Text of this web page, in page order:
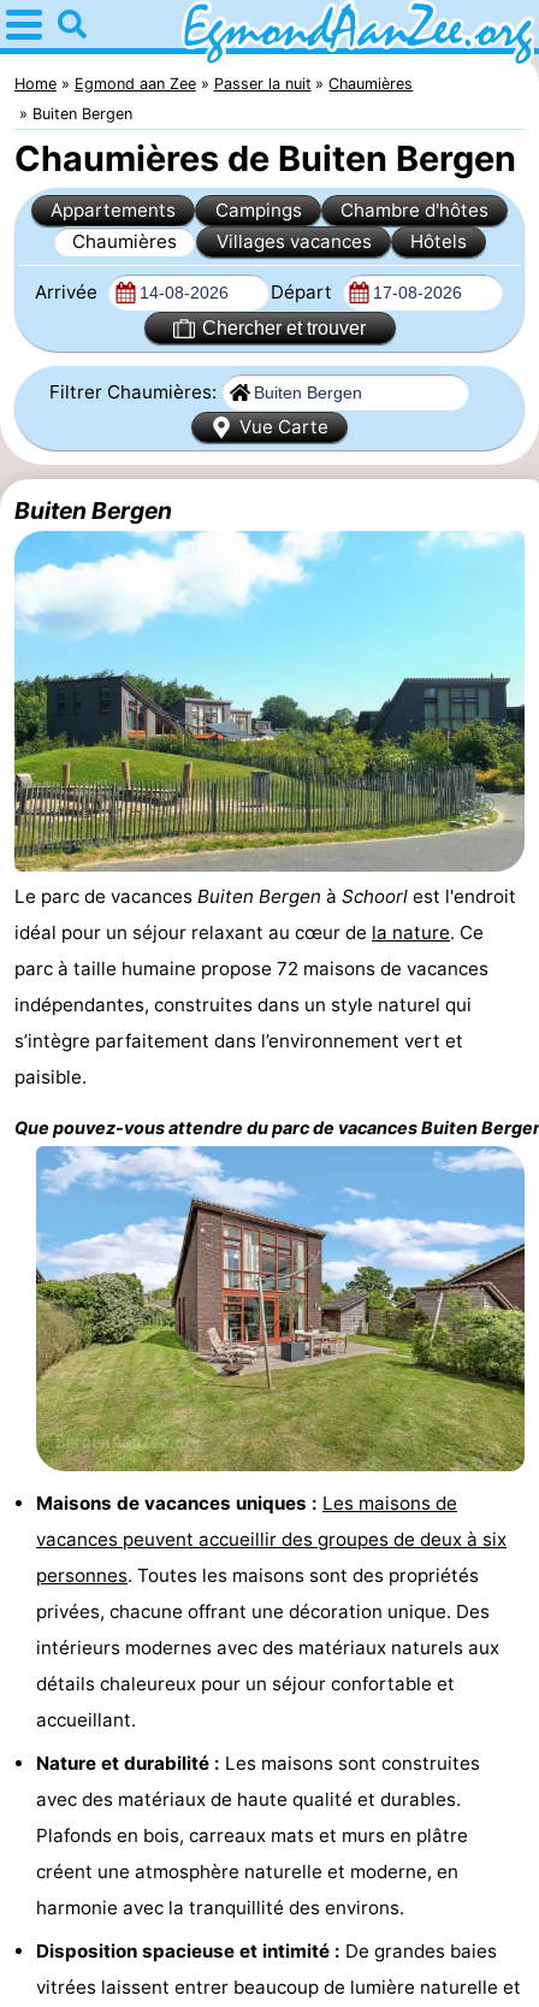
Home
Egmond
aan
Zee
Astuces
Avec
enfants
Noordhollands
duinreservaat
Passer
nuit
Appartements
-
De
Graaf
van
Egmont
-
Landgoed
Huize
Glory
-
Zeeparel
Campings
Chambre
d'hôtes
Chaumières
-
Buiten
Bergen
-
De
Woudhoeve
-
Duinpark
Egmond
-
Kustpark
Egmond
aan
Hôtels
Last
minutes
Plages
Lieux
Musées
Monuments
Points
de
Attractions
Terrains
de
Parcours
mini-
Villages
villes
Nature
Sports
Piscines
-
Faire
du
vélo
Randonnée
Équitation
Terrains
Home Egmond aan Zee Passer la nuit
Chaumières
Buiten Bergen
Chaumières de Buiten Bergen
Appartements Campings
Chambre d'hôtes
Chaumières
Villages vacances Hôtels
Arrivée Départ
Chercher et trouver
Filtrer Chaumières:
Vue Carte
Buiten Bergen
Le parc de vacances Buiten Bergen à Schoorl est l'endroit
idéal pour un séjour relaxant au cœur de la nature. Ce
parc à taille humaine propose 72 maisons de vacances
indépendantes, construites dans un style naturel qui
s’intègre parfaitement dans l’environnement vert et
paisible.
Que pouvez-vous attendre du parc de vacancesBuiten
Maisons de vacances uniques : Les maisons de
vacances peuvent accueillir des groupes de deux à six
personnes. Toutes les maisons sont des propriétés
privées, chacune offrant une décoration unique. Des
intérieurs modernes avec des matériaux naturels aux
détails chaleureux pour un séjour confortable et
accueillant.
Nature et durabilité : Les maisons sont construites
avec des matériaux de haute qualité et durables.
Plafonds en bois, carreaux mats et murs en plâtre
créent une atmosphère naturelle et moderne, en
harmonie avec la tranquillité des environs.
Disposition spacieuse et intimité : De grandes baies
vitrées laissent entrer beaucoup de lumière naturelle et